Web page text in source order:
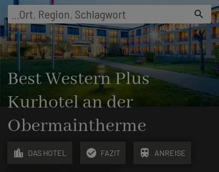
Ort, Region, Schlagwort search
Best Western Plus
Kurhotel an der
Obermaintherme
location_city DAS HOTEL check_circle FAZIT train ANREISE